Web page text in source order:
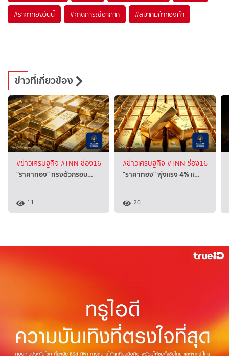
#ราคาทองวันนี้ #คาดการณ์อากาศ #สมาคมค้าทองคำ
ข่าวที่เกี่ยวข้อง
#ข่าวเศรษฐกิจ #TNN ช่อง16
"ราคาทอง" ทรงตัวกรอบ…
11
#ข่าวเศรษฐกิจ #TNN ช่อง16
"ราคาทอง" พุ่งแรง 4% แ…
20